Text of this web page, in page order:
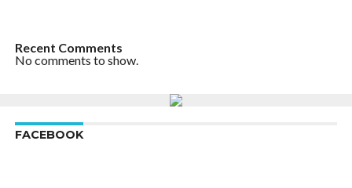
Recent Comments
No comments to show.
FACEBOOK